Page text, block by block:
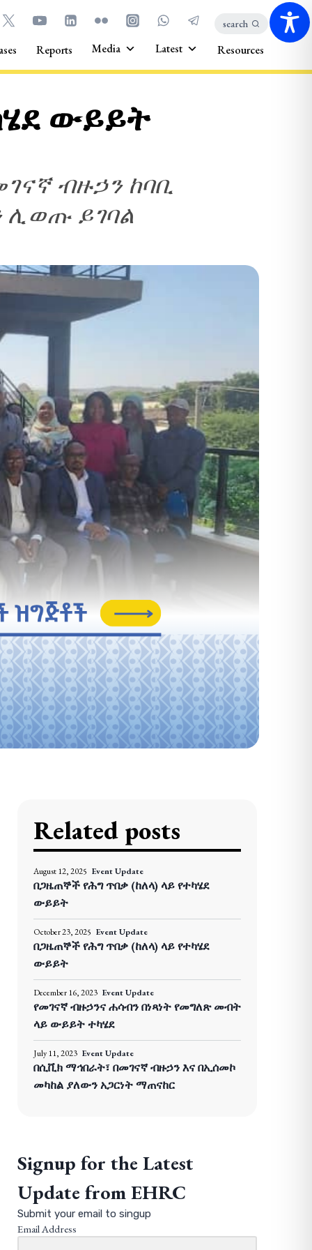
search
Reports Media Latest Resources
ውይይት
ብዙኃን ከባቢ
ሊወጡ ይገባል
Related posts
August 12, 2025 Event Update
በጋዜጠኞች የሕግ ጥበቃ (ከለላ) ላይ የተካሄደ
ውይይት
October 23, 2025 Event Update
በጋዜጠኞች የሕግ ጥበቃ (ከለላ) ላይ የተካሄደ
ውይይት
December 16, 2023 Event Update
የመገናኛ ብዙኃንና ሐሳብን በነጻነት የመግለጽ መብት
ላይ ውይይት ተካሄደ
July 11, 2023 Event Update
በሲቪክ ማኅበራት፣ በመገናኛ ብዙኃን እና በኢሰመኮ
መካከል ያለውን አጋርነት ማጠናከር
Signup for the Latest
Update from EHRC
Submit your email to singup
Email Address